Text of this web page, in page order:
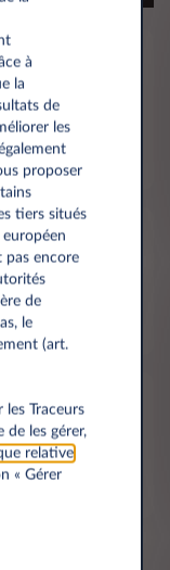
de
à
la
de
les
proposer
tiers situés
européen
pas encore
de
le
(art.
les Traceurs
de les gérer,
relative
« Gérer